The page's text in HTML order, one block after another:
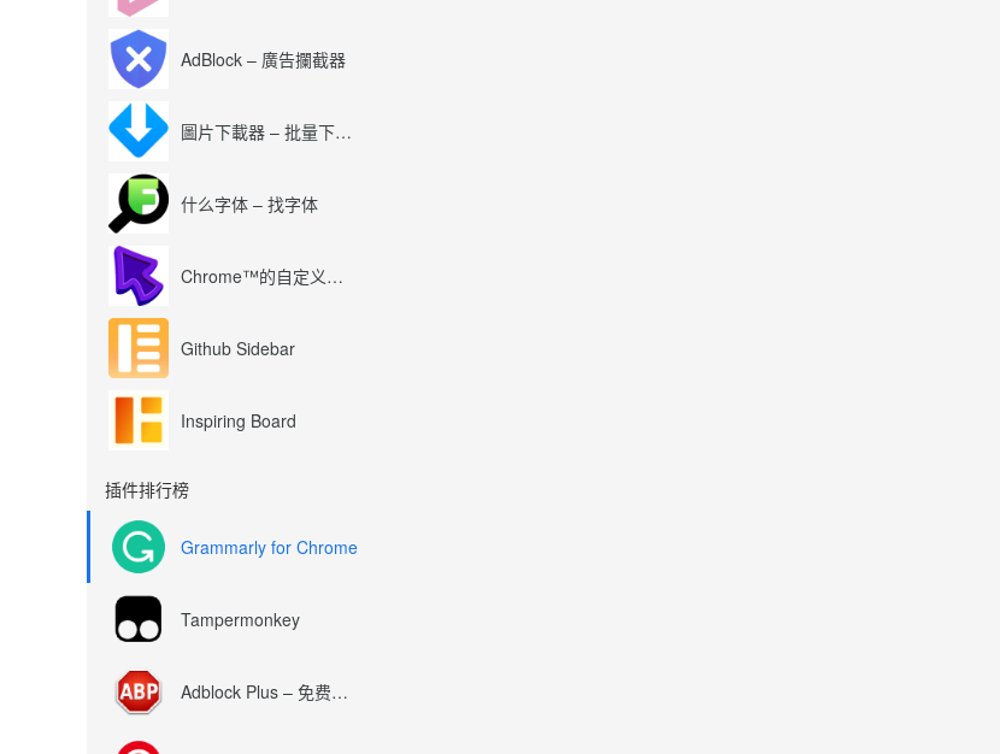
AdBlock – 廣告攔截器
圖片下載器 – 批量下載圖片
什么字体 – 找字体
Chrome™的自定义光标
Github Sidebar
Inspiring Board
插件排行榜
Grammarly for Chrome
Tampermonkey
Adblock Plus – 免费的广告拦截器